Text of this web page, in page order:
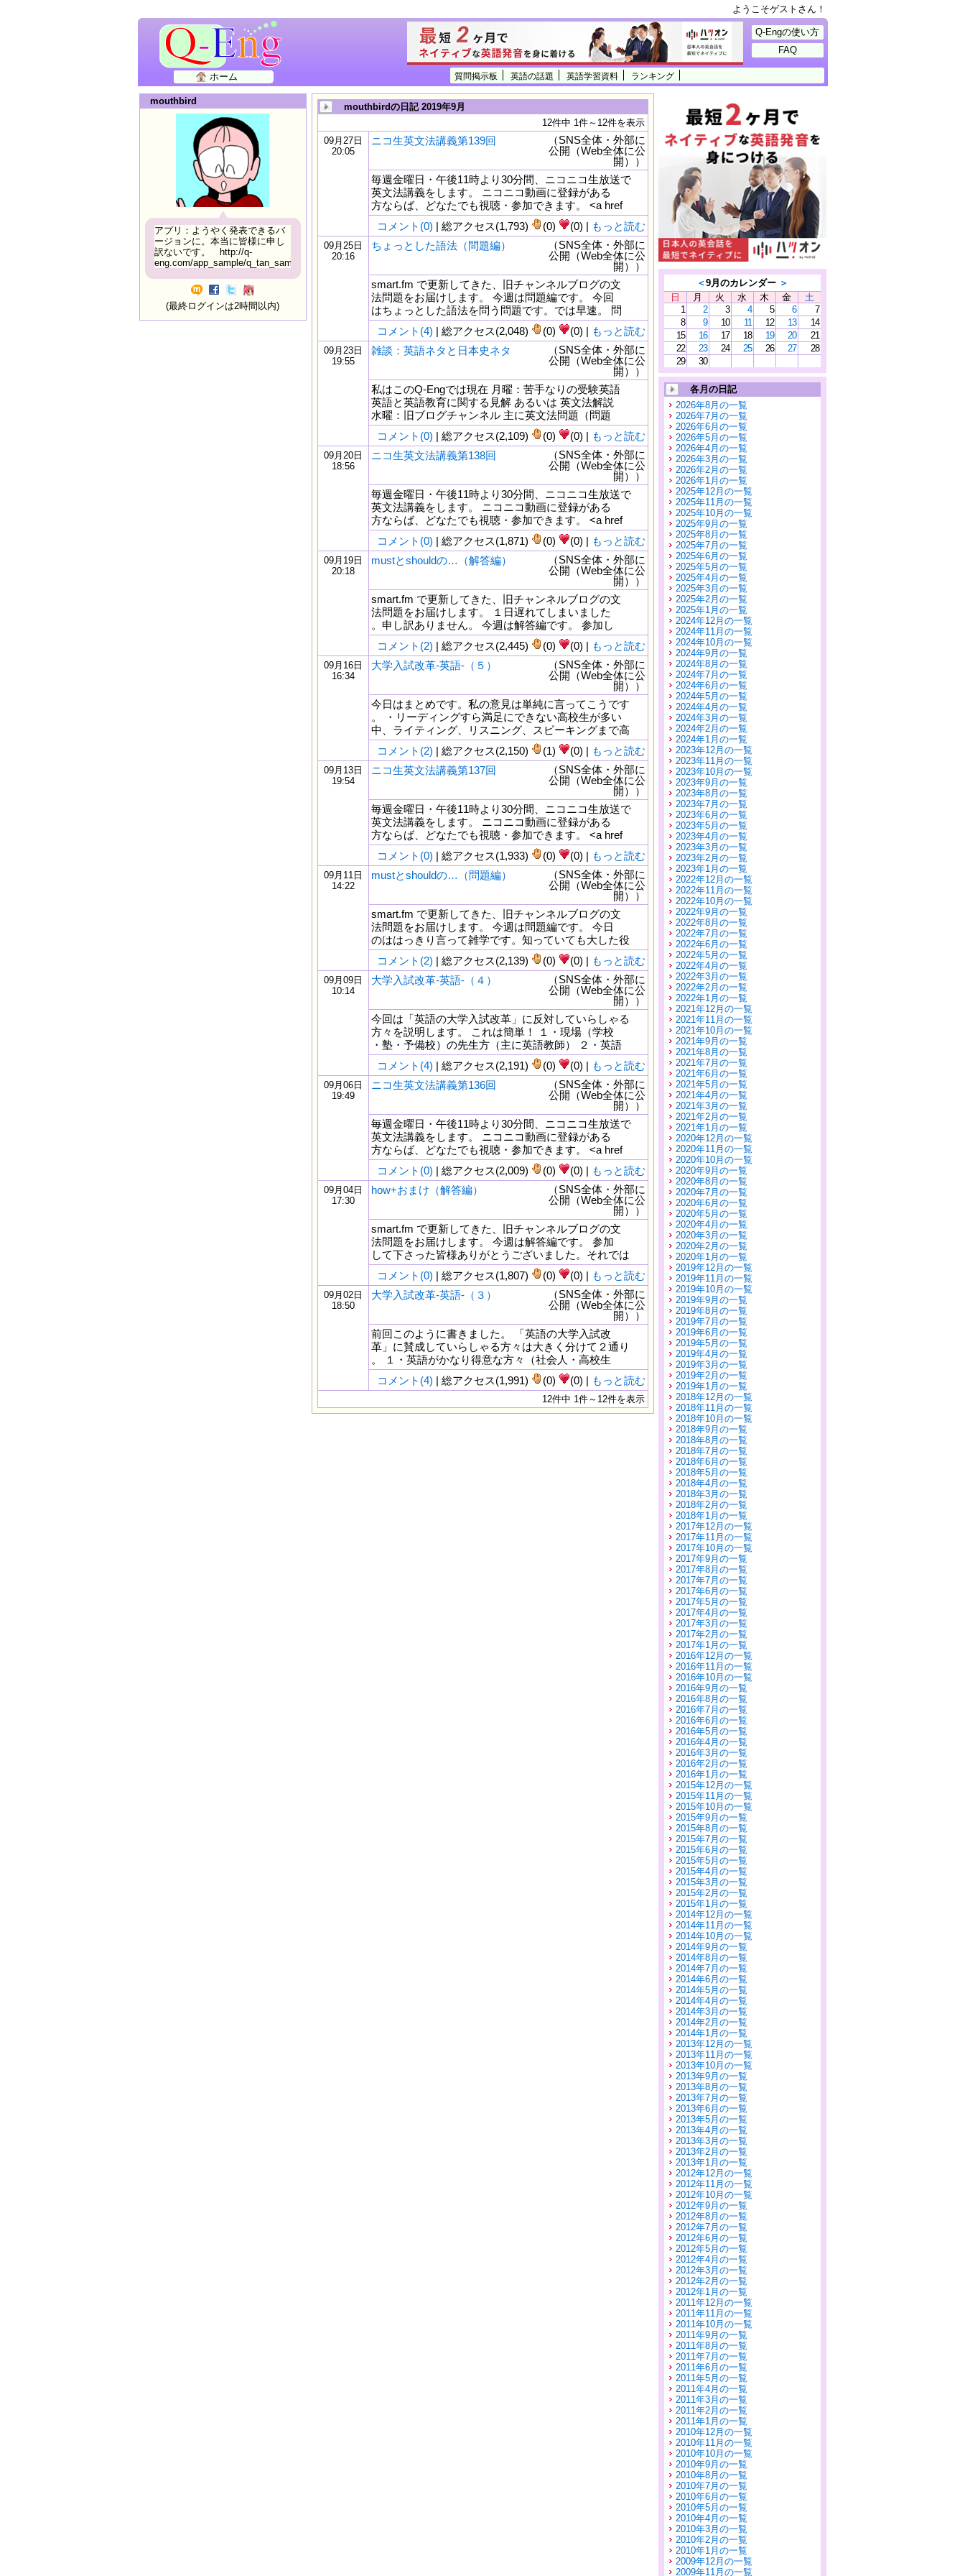
ようこそゲストさん！
質問掲示板 英語の話題 英語学習資料 ランキング
ホーム
Q-Engの使い方
FAQ
mouthbird
アプリ：ようやく発表できるバ
ージョンに。本当に皆様に申し
訳ないです。 http://q-
eng.com/app_sample/q_tan_sample06.html
(最終ログインは2時間以内)
mouthbirdの日記 2019年9月
12件中 1件～12件を表示
09月27日
20:05
ニコ生英文法講義第139回
（SNS全体・外部に
公開（Web全体に公
開））
毎週金曜日・午後11時より30分間、ニコニコ生放送で
英文法講義をします。 ニコニコ動画に登録がある
方ならば、どなたでも視聴・参加できます。 <a href
コメント(0) | 総アクセス(1,793) (0) (0) | もっと読む
09月25日
20:16
ちょっとした語法（問題編）
（SNS全体・外部に
公開（Web全体に公
開））
smart.fm で更新してきた、旧チャンネルブログの文
法問題をお届けします。 今週は問題編です。 今回
はちょっとした語法を問う問題です。では早速。 問
コメント(4) | 総アクセス(2,048) (0) (0) | もっと読む
09月23日
19:55
雑談：英語ネタと日本史ネタ
（SNS全体・外部に
公開（Web全体に公
開））
私はこのQ-Engでは現在 月曜：苦手なりの受験英語
英語と英語教育に関する見解 あるいは 英文法解説
水曜：旧ブログチャンネル 主に英文法問題（問題
コメント(0) | 総アクセス(2,109) (0) (0) | もっと読む
09月20日
18:56
ニコ生英文法講義第138回
（SNS全体・外部に
公開（Web全体に公
開））
毎週金曜日・午後11時より30分間、ニコニコ生放送で
英文法講義をします。 ニコニコ動画に登録がある
方ならば、どなたでも視聴・参加できます。 <a href
コメント(0) | 総アクセス(1,871) (0) (0) | もっと読む
09月19日
20:18
mustとshouldの…（解答編）
（SNS全体・外部に
公開（Web全体に公
開））
smart.fm で更新してきた、旧チャンネルブログの文
法問題をお届けします。 １日遅れてしまいました
。申し訳ありません。 今週は解答編です。 参加し
コメント(2) | 総アクセス(2,445) (0) (0) | もっと読む
09月16日
16:34
大学入試改革-英語-（５）
（SNS全体・外部に
公開（Web全体に公
開））
今日はまとめです。私の意見は単純に言ってこうです
。 ・リーディングすら満足にできない高校生が多い
中、ライティング、リスニング、スピーキングまで高
コメント(2) | 総アクセス(2,150) (1) (0) | もっと読む
09月13日
19:54
ニコ生英文法講義第137回
（SNS全体・外部に
公開（Web全体に公
開））
毎週金曜日・午後11時より30分間、ニコニコ生放送で
英文法講義をします。 ニコニコ動画に登録がある
方ならば、どなたでも視聴・参加できます。 <a href
コメント(0) | 総アクセス(1,933) (0) (0) | もっと読む
09月11日
14:22
mustとshouldの…（問題編）
（SNS全体・外部に
公開（Web全体に公
開））
smart.fm で更新してきた、旧チャンネルブログの文
法問題をお届けします。 今週は問題編です。 今日
のははっきり言って雑学です。知っていても大した役
コメント(2) | 総アクセス(2,139) (0) (0) | もっと読む
09月09日
10:14
大学入試改革-英語-（４）
（SNS全体・外部に
公開（Web全体に公
開））
今回は「英語の大学入試改革」に反対していらしゃる
方々を説明します。 これは簡単！ １・現場（学校
・塾・予備校）の先生方（主に英語教師） ２・英語
コメント(4) | 総アクセス(2,191) (0) (0) | もっと読む
09月06日
19:49
ニコ生英文法講義第136回
（SNS全体・外部に
公開（Web全体に公
開））
毎週金曜日・午後11時より30分間、ニコニコ生放送で
英文法講義をします。 ニコニコ動画に登録がある
方ならば、どなたでも視聴・参加できます。 <a href
コメント(0) | 総アクセス(2,009) (0) (0) | もっと読む
09月04日
17:30
how+おまけ（解答編）
（SNS全体・外部に
公開（Web全体に公
開））
smart.fm で更新してきた、旧チャンネルブログの文
法問題をお届けします。 今週は解答編です。 参加
して下さった皆様ありがとうございました。それでは
コメント(0) | 総アクセス(1,807) (0) (0) | もっと読む
09月02日
18:50
大学入試改革-英語-（３）
（SNS全体・外部に
公開（Web全体に公
開））
前回このように書きました。 「英語の大学入試改
革」に賛成していらしゃる方々は大きく分けて２通り
。 １・英語がかなり得意な方々（社会人・高校生
コメント(4) | 総アクセス(1,991) (0) (0) | もっと読む
12件中 1件～12件を表示
＜9月のカレンダー ＞
日
月 火 水 木 金
土
1
2 3 4 5 6
7
8
9 10 11 12 13
14
15
16 17 18 19 20
21
22
23 24 25 26 27
28
29
30
各月の日記
2026年8月の一覧
2026年7月の一覧
2026年6月の一覧
2026年5月の一覧
2026年4月の一覧
2026年3月の一覧
2026年2月の一覧
2026年1月の一覧
2025年12月の一覧
2025年11月の一覧
2025年10月の一覧
2025年9月の一覧
2025年8月の一覧
2025年7月の一覧
2025年6月の一覧
2025年5月の一覧
2025年4月の一覧
2025年3月の一覧
2025年2月の一覧
2025年1月の一覧
2024年12月の一覧
2024年11月の一覧
2024年10月の一覧
2024年9月の一覧
2024年8月の一覧
2024年7月の一覧
2024年6月の一覧
2024年5月の一覧
2024年4月の一覧
2024年3月の一覧
2024年2月の一覧
2024年1月の一覧
2023年12月の一覧
2023年11月の一覧
2023年10月の一覧
2023年9月の一覧
2023年8月の一覧
2023年7月の一覧
2023年6月の一覧
2023年5月の一覧
2023年4月の一覧
2023年3月の一覧
2023年2月の一覧
2023年1月の一覧
2022年12月の一覧
2022年11月の一覧
2022年10月の一覧
2022年9月の一覧
2022年8月の一覧
2022年7月の一覧
2022年6月の一覧
2022年5月の一覧
2022年4月の一覧
2022年3月の一覧
2022年2月の一覧
2022年1月の一覧
2021年12月の一覧
2021年11月の一覧
2021年10月の一覧
2021年9月の一覧
2021年8月の一覧
2021年7月の一覧
2021年6月の一覧
2021年5月の一覧
2021年4月の一覧
2021年3月の一覧
2021年2月の一覧
2021年1月の一覧
2020年12月の一覧
2020年11月の一覧
2020年10月の一覧
2020年9月の一覧
2020年8月の一覧
2020年7月の一覧
2020年6月の一覧
2020年5月の一覧
2020年4月の一覧
2020年3月の一覧
2020年2月の一覧
2020年1月の一覧
2019年12月の一覧
2019年11月の一覧
2019年10月の一覧
2019年9月の一覧
2019年8月の一覧
2019年7月の一覧
2019年6月の一覧
2019年5月の一覧
2019年4月の一覧
2019年3月の一覧
2019年2月の一覧
2019年1月の一覧
2018年12月の一覧
2018年11月の一覧
2018年10月の一覧
2018年9月の一覧
2018年8月の一覧
2018年7月の一覧
2018年6月の一覧
2018年5月の一覧
2018年4月の一覧
2018年3月の一覧
2018年2月の一覧
2018年1月の一覧
2017年12月の一覧
2017年11月の一覧
2017年10月の一覧
2017年9月の一覧
2017年8月の一覧
2017年7月の一覧
2017年6月の一覧
2017年5月の一覧
2017年4月の一覧
2017年3月の一覧
2017年2月の一覧
2017年1月の一覧
2016年12月の一覧
2016年11月の一覧
2016年10月の一覧
2016年9月の一覧
2016年8月の一覧
2016年7月の一覧
2016年6月の一覧
2016年5月の一覧
2016年4月の一覧
2016年3月の一覧
2016年2月の一覧
2016年1月の一覧
2015年12月の一覧
2015年11月の一覧
2015年10月の一覧
2015年9月の一覧
2015年8月の一覧
2015年7月の一覧
2015年6月の一覧
2015年5月の一覧
2015年4月の一覧
2015年3月の一覧
2015年2月の一覧
2015年1月の一覧
2014年12月の一覧
2014年11月の一覧
2014年10月の一覧
2014年9月の一覧
2014年8月の一覧
2014年7月の一覧
2014年6月の一覧
2014年5月の一覧
2014年4月の一覧
2014年3月の一覧
2014年2月の一覧
2014年1月の一覧
2013年12月の一覧
2013年11月の一覧
2013年10月の一覧
2013年9月の一覧
2013年8月の一覧
2013年7月の一覧
2013年6月の一覧
2013年5月の一覧
2013年4月の一覧
2013年3月の一覧
2013年2月の一覧
2013年1月の一覧
2012年12月の一覧
2012年11月の一覧
2012年10月の一覧
2012年9月の一覧
2012年8月の一覧
2012年7月の一覧
2012年6月の一覧
2012年5月の一覧
2012年4月の一覧
2012年3月の一覧
2012年2月の一覧
2012年1月の一覧
2011年12月の一覧
2011年11月の一覧
2011年10月の一覧
2011年9月の一覧
2011年8月の一覧
2011年7月の一覧
2011年6月の一覧
2011年5月の一覧
2011年4月の一覧
2011年3月の一覧
2011年2月の一覧
2011年1月の一覧
2010年12月の一覧
2010年11月の一覧
2010年10月の一覧
2010年9月の一覧
2010年8月の一覧
2010年7月の一覧
2010年6月の一覧
2010年5月の一覧
2010年4月の一覧
2010年3月の一覧
2010年2月の一覧
2010年1月の一覧
2009年12月の一覧
2009年11月の一覧